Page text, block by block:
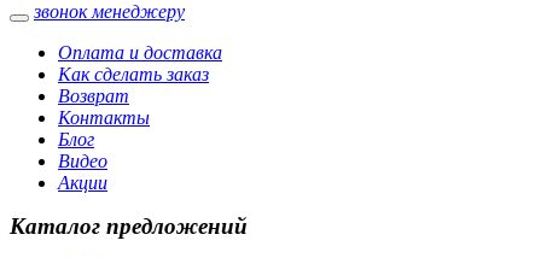
звонок менеджеру
Оплата и доставка
Как сделать заказ
Возврат
Контакты
Блог
Видео
Акции
Каталог предложений